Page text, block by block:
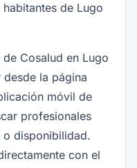
de Lugo
Cosalud en Lugo
la página
móvil de
profesionales
disponibilidad.
con el